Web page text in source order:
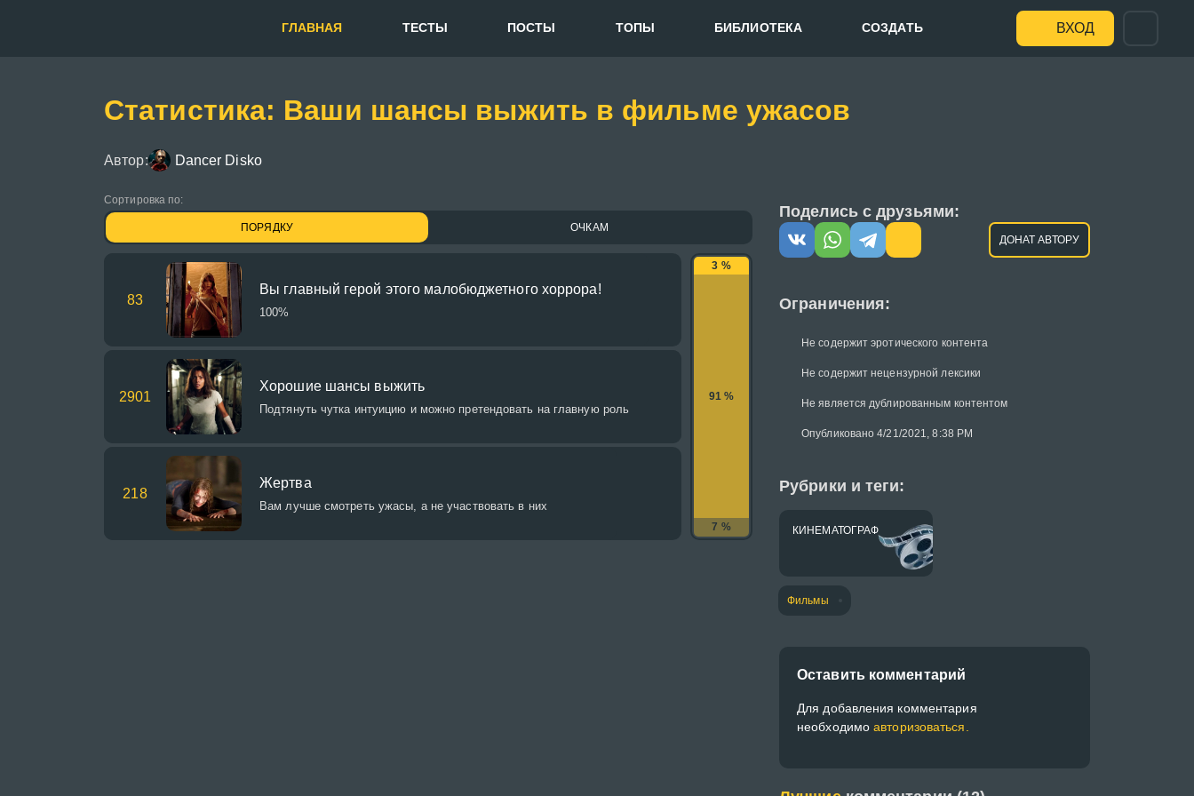
ГЛАВНАЯ ТЕСТЫ ПОСТЫ ТОПЫ БИБЛИОТЕКА СОЗДАТЬ ВХОД
Статистика: Ваши шансы выжить в фильме ужасов
Автор: Dancer Disko
Сортировка по:
ПОРЯДКУ ОЧКАМ
83
Вы главный герой этого малобюджетного хоррора!
100%
2901
Хорошие шансы выжить
Подтянуть чутка интуицию и можно претендовать на главную роль
218
Жертва
Вам лучше смотреть ужасы, а не участвовать в них
3 %
91 %
7 %
Поделись с друзьями:
ДОНАТ АВТОРУ
Ограничения:
Не содержит эротического контента
Не содержит нецензурной лексики
Не является дублированным контентом
Опубликовано 4/21/2021, 8:38 PM
Рубрики и теги:
КИНЕМАТОГРАФ
Фильмы
Оставить комментарий
Для добавления комментария
необходимоавторизоваться.